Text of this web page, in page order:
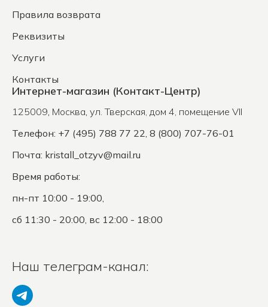
Правила возврата
Реквизиты
Услуги
Контакты
Интернет-магазин (Контакт-Центр)
125009, Москва, ул. Тверская, дом 4, помещение VII
Телефон: +7 (495) 788 77 22, 8 (800) 707-76-01
Почта: kristall_otzyv@mail.ru
Время работы:
пн-пт 10:00 - 19:00,
сб 11:30 - 20:00, вс 12:00 - 18:00
Наш телеграм-канал: